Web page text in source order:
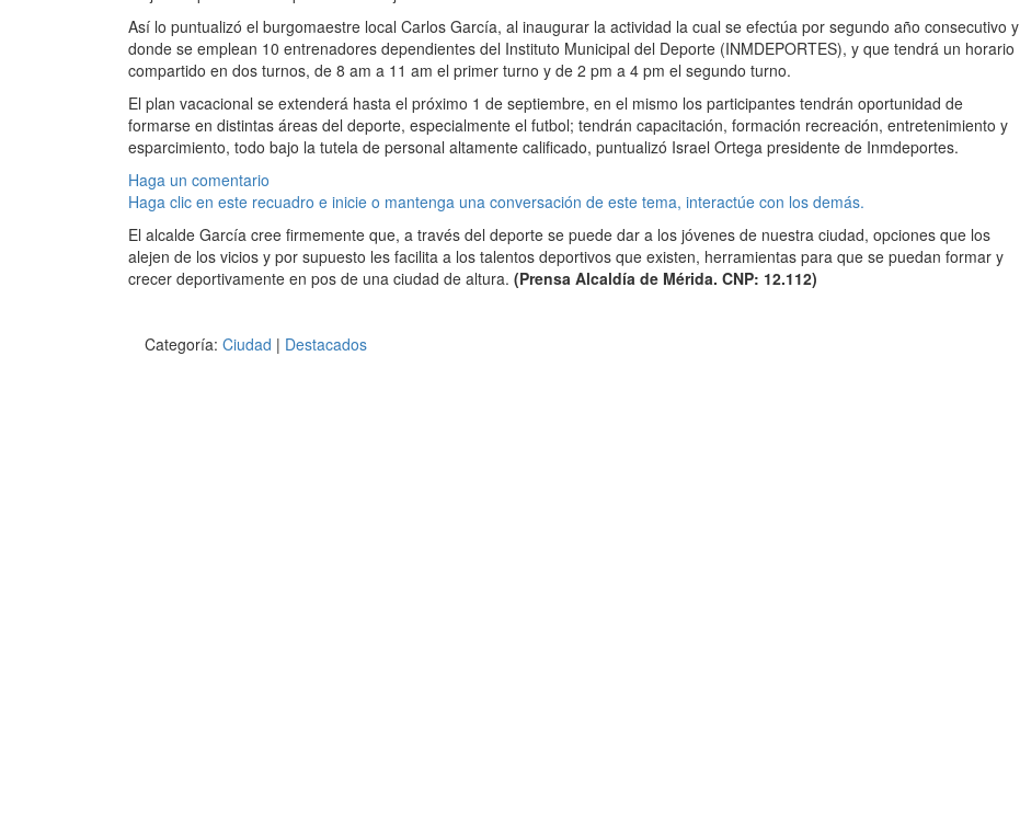
Así lo puntualizó el burgomaestre local Carlos García, al inaugurar la actividad la cual se efectúa por segundo año consecutivo y
donde se emplean 10 entrenadores dependientes del Instituto Municipal del Deporte (INMDEPORTES), y que tendrá un horario
compartido en dos turnos, de 8 am a 11 am el primer turno y de 2 pm a 4 pm el segundo turno.
El plan vacacional se extenderá hasta el próximo 1 de septiembre, en el mismo los participantes tendrán oportunidad de
formarse en distintas áreas del deporte, especialmente el futbol; tendrán capacitación, formación recreación, entretenimiento y
esparcimiento, todo bajo la tutela de personal altamente calificado, puntualizó Israel Ortega presidente de Inmdeportes.
Haga un comentario
Haga clic en este recuadro e inicie o mantenga una conversación de este tema, interactúe con los demás.
El alcalde García cree firmemente que, a través del deporte se puede dar a los jóvenes de nuestra ciudad, opciones que los
alejen de los vicios y por supuesto les facilita a los talentos deportivos que existen, herramientas para que se puedan formar y
crecer deportivamente en pos de una ciudad de altura. (Prensa Alcaldía de Mérida. CNP: 12.112)
Categoría: Ciudad | Destacados